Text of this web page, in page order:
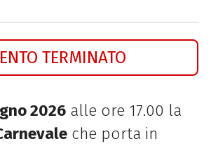
TERMINATO
2026alle ore 17.00 la
che porta in